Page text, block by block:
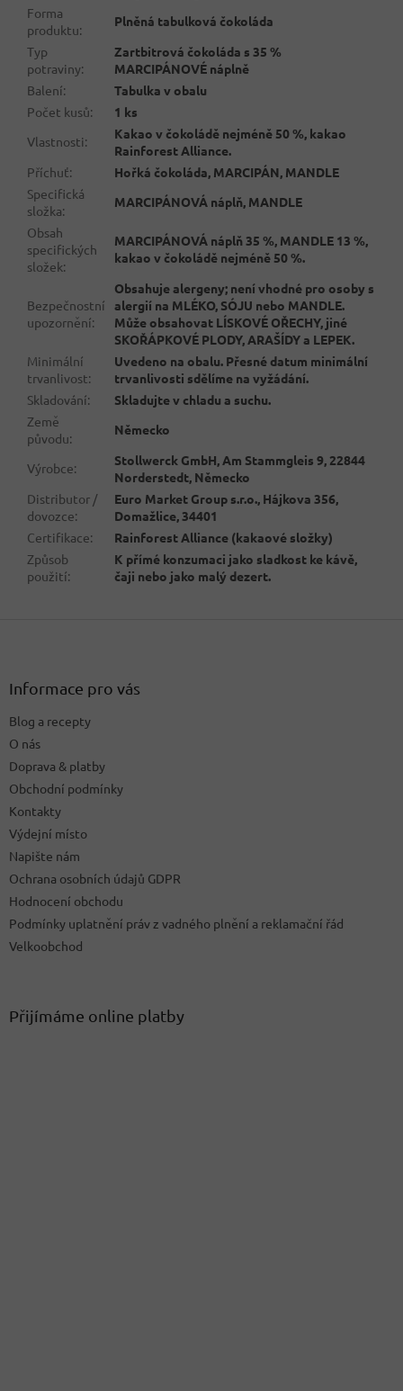
Forma
produktu:
Plněná tabulková čokoláda
Typ
potraviny:
Zartbitrová čokoláda s 35 %
MARCIPÁNOVÉ náplně
Balení:
Tabulka v obalu
Počet kusů:
1 ks
Vlastnosti:
Kakao v čokoládě nejméně 50 %, kakao
Rainforest Alliance.
Příchuť:
Hořká čokoláda, MARCIPÁN, MANDLE
Specifická
složka:
MARCIPÁNOVÁ náplň, MANDLE
Obsah
specifických
složek:
MARCIPÁNOVÁ náplň 35 %, MANDLE 13 %,
kakao v čokoládě nejméně 50 %.
Bezpečnostní
upozornění:
Obsahuje alergeny; není vhodné pro osoby s
alergií na MLÉKO, SÓJU nebo MANDLE.
Může obsahovat LÍSKOVÉ OŘECHY, jiné
SKOŘÁPKOVÉ PLODY, ARAŠÍDY a LEPEK.
Minimální
trvanlivost:
Uvedeno na obalu. Přesné datum minimální
trvanlivosti sdělíme na vyžádání.
Skladování:
Skladujte v chladu a suchu.
Země
původu:
Německo
Výrobce:
Stollwerck GmbH, Am Stammgleis 9, 22844
Norderstedt, Německo
Distributor /
dovozce:
Euro Market Group s.r.o., Hájkova 356,
Domažlice, 34401
Certifikace:
Rainforest Alliance (kakaové složky)
Způsob
použití:
K přímé konzumaci jako sladkost ke kávě,
čaji nebo jako malý dezert.
Informace pro vás
Blog a recepty
O nás
Doprava & platby
Obchodní podmínky
Kontakty
Výdejní místo
Napište nám
Ochrana osobních údajů GDPR
Hodnocení obchodu
Podmínky uplatnění práv z vadného plnění a reklamační řád
Velkoobchod
Přijímáme online platby